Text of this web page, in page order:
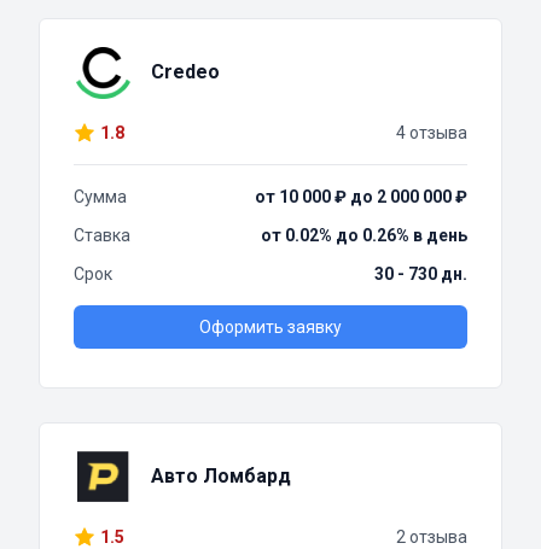
Credeo
1.8 4 отзыва
Сумма
от 10 000 ₽ до 2 000 000 ₽
Ставка
от 0.02% до 0.26% в день
Срок
30 - 730 дн.
Оформить заявку
Авто Ломбард
1.5 2 отзыва